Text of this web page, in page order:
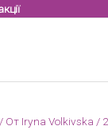
/ От Iryna Volkivska /